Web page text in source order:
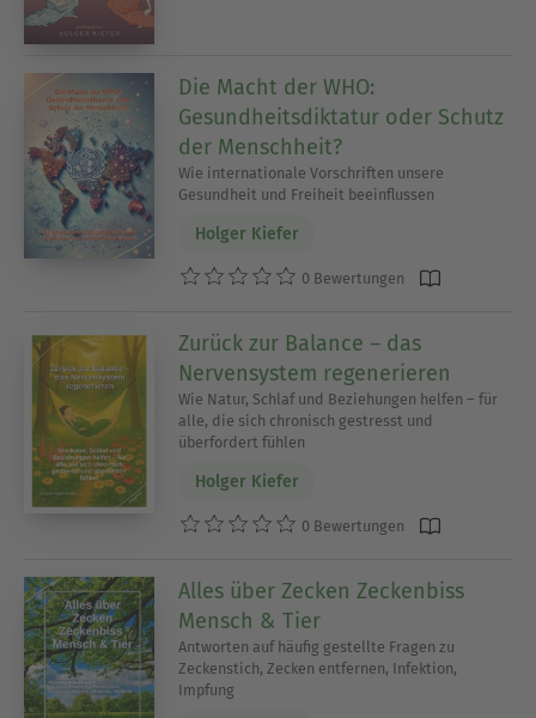
Die Macht der WHO:
Gesundheitsdiktatur oder Schutz
der Menschheit?
Wie internationale Vorschriften unsere
Gesundheit und Freiheit beeinflussen
Holger Kiefer
0 Bewertungen
Zurück zur Balance – das
Nervensystem regenerieren
Wie Natur, Schlaf und Beziehungen helfen – für
alle, die sich chronisch gestresst und
überfordert fühlen
Holger Kiefer
0 Bewertungen
Alles über Zecken Zeckenbiss
Mensch & Tier
Antworten auf häufig gestellte Fragen zu
Zeckenstich, Zecken entfernen, Infektion,
Impfung